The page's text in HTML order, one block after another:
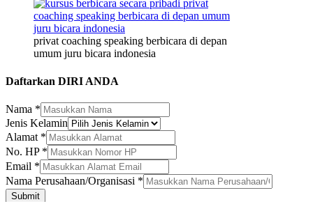
privat coaching speaking berbicara di depan
umum juru bicara indonesia
Daftarkan DIRI ANDA
Email
Perusahaan/Organisasi
Kelamin
Nama *
Jenis Kelamin
Alamat *
No. HP *
Email *
Nama Perusahaan/Organisasi *
Submit